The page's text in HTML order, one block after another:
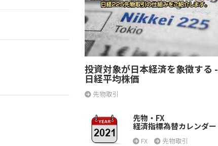
投資対象が日本経済を象徴する -
日経平均株価
先物取引
先物・FX
経済指標為替カレンダー
FX 先物取引